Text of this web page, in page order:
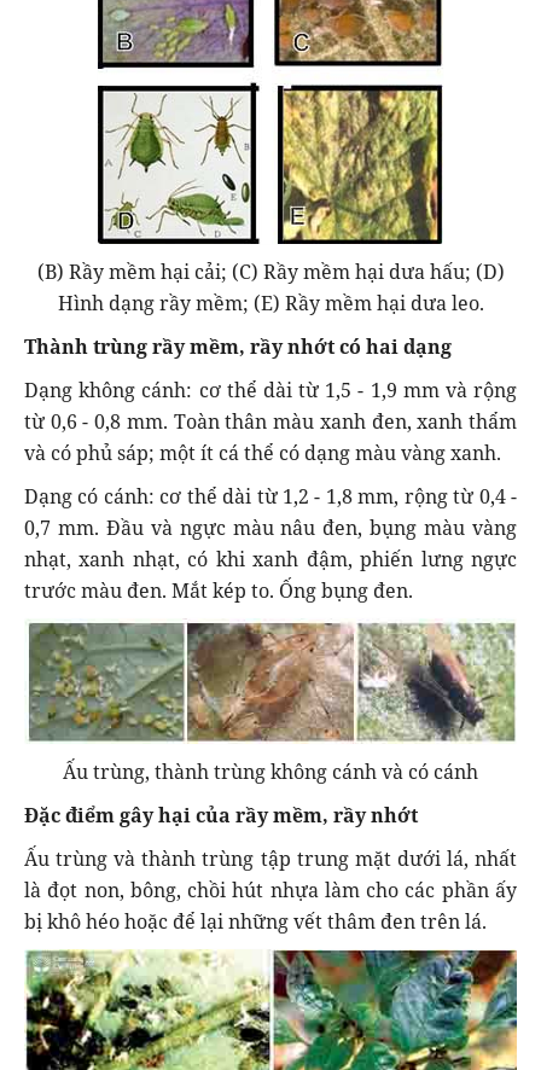
(B) Rầy mềm hại cải; (C) Rầy mềm hại dưa hấu; (D)
Hình dạng rầy mềm; (E) Rầy mềm hại dưa leo.
Thành trùng rầy mềm, rầy nhớt có hai dạng
Dạng không cánh: cơ thể dài từ 1,5 - 1,9 mm và rộng
từ 0,6 - 0,8 mm. Toàn thân màu xanh đen, xanh thẩm
và có phủ sáp; một ít cá thể có dạng màu vàng xanh.
Dạng có cánh: cơ thể dài từ 1,2 - 1,8 mm, rộng từ 0,4 -
0,7 mm. Đầu và ngực màu nâu đen, bụng màu vàng
nhạt, xanh nhạt, có khi xanh đậm, phiến lưng ngực
trước màu đen. Mắt kép to. Ống bụng đen.
Ấu trùng, thành trùng không cánh và có cánh
Đặc điểm gây hại của rầy mềm, rầy nhớt
Ấu trùng và thành trùng tập trung mặt dưới lá, nhất
là đọt non, bông, chồi hút nhựa làm cho các phần ấy
bị khô héo hoặc để lại những vết thâm đen trên lá.